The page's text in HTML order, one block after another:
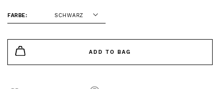
FARBE: SCHWARZ
ADD TO BAG